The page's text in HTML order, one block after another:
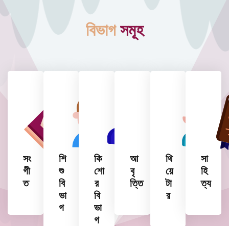
বিভাগ সমূহ
সং
গী
ত
শি
শু
বি
ভা
গ
কি
শো
র
বি
ভা
গ
আ
বৃ
ত্তি
থি
য়ে
টা
র
সা
হি
ত্য